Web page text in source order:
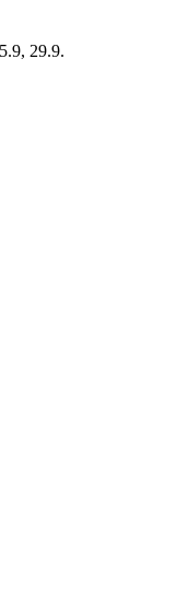
29.9.